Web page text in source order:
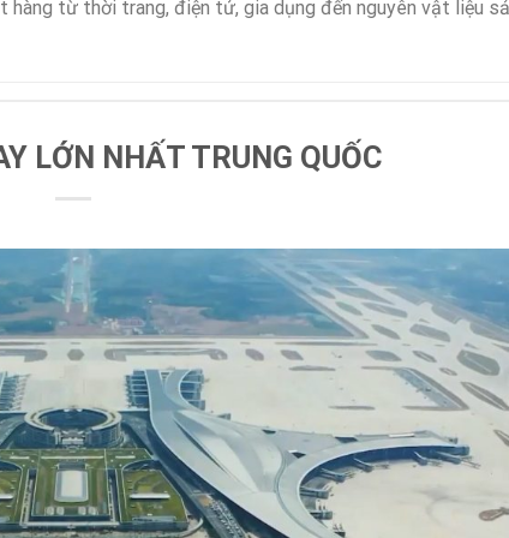
hàng từ thời trang, điện tử, gia dụng đến nguyên vật liệu
LỚN NHẤT TRUNG QUỐC